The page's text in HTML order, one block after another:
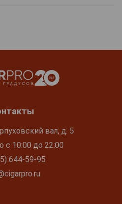
вал, д. 5
с 10:00 до 22:00
644-59-95